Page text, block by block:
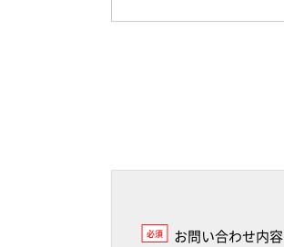
必須 お問い合わせ内容